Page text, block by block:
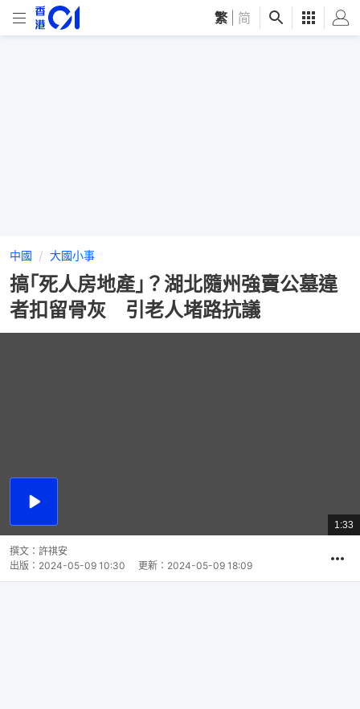
繁 简
中國 大國小事
搞｢死人房地產｣？湖北隨州強賣公墓違
者扣留骨灰 引老人堵路抗議
播
總
共
1:33
撰文： 許祺安
出版： 2024-05-09 10:30 更新： 2024-05-09 18:09